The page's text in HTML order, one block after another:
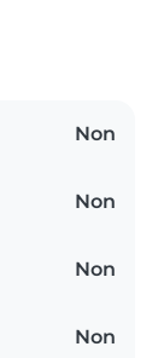
Non
Non
Non
Non